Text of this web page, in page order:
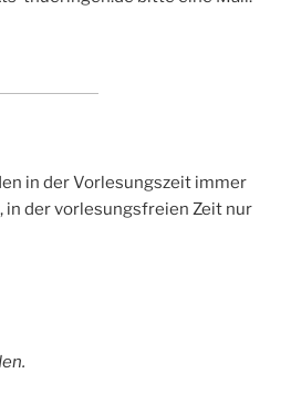
in der Vorlesungszeit immer
der vorlesungsfreien Zeit nur